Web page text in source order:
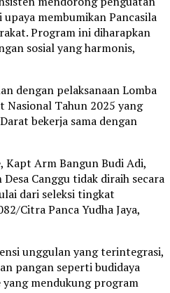
membumikan Pancasila
Program ini diharapkan
sosial yang harmonis,
dengan pelaksanaan Lomba
Nasional Tahun 2025 yang
bekerja sama dengan
Kapt Arm Bangun Budi Adi,
Canggu tidak diraih secara
dari seleksi tingkat
Citra Panca Yudha Jaya,
unggulan yang terintegrasi,
pangan seperti budidaya
yang mendukung program